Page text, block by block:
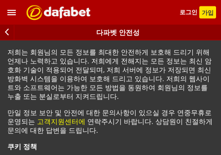
로그인 가입
다파벳 안전성
저희는 회원님의 모든 정보를 최대한 안전하게 보호해 드리기 위해
언제나 노력하고 있습니다. 저희에게 전해지는 모든 정보는 최신 암
호화 기술이 적용되어 전달되며, 저희 서버에 정보가 저장되면 최신
방화벽 시스템을 이용하여 보호해 드리고 있습니다. 저희의 웹사이
트와 소프트웨어는 가능한 모든 방법을 동원하여 회원님의 정보를
누출 또는 분실로부터 지켜드립니다.
만일 정보 보안 및 안전에 대한 문의사항이 있으실 경우 연중무휴로
운영되는 고객지원센터에 연락주시기 바랍니다. 상담원이 친절하게
문의에 대한 답변을 드립니다.
쿠키 정책